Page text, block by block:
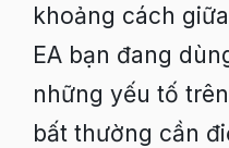
khoảng cách
EA bạn đang
những yếu tố
bất thường cần